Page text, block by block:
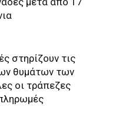
στηρίζουν τις
θυμάτων των
οι τράπεζες